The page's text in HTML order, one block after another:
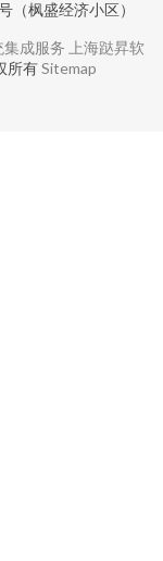
（枫盛经济小区）
成服务 上海跶昇软
所有Sitemap